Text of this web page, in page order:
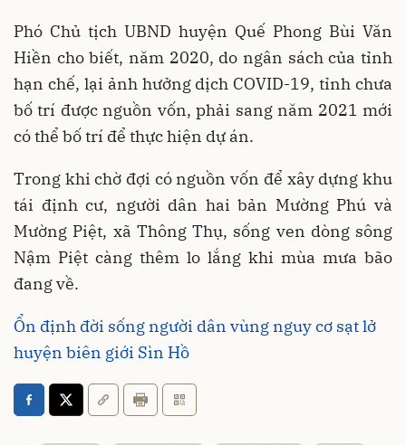
Phó Chủ tịch UBND huyện Quế Phong Bùi Văn
Hiền cho biết, năm 2020, do ngân sách của tỉnh
hạn chế, lại ảnh hưởng dịch COVID-19, tỉnh chưa
bố trí được nguồn vốn, phải sang năm 2021 mới
có thể bố trí để thực hiện dự án.
Trong khi chờ đợi có nguồn vốn để xây dựng khu
tái định cư, người dân hai bản Mường Phú và
Mường Piệt, xã Thông Thụ, sống ven dòng sông
Nậm Piệt càng thêm lo lắng khi mùa mưa bão
đang về.
Ổn định đời sống người dân vùng nguy cơ sạt lở
huyện biên giới Sìn Hồ